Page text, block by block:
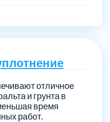
отличное
и грунта в
время
работ.